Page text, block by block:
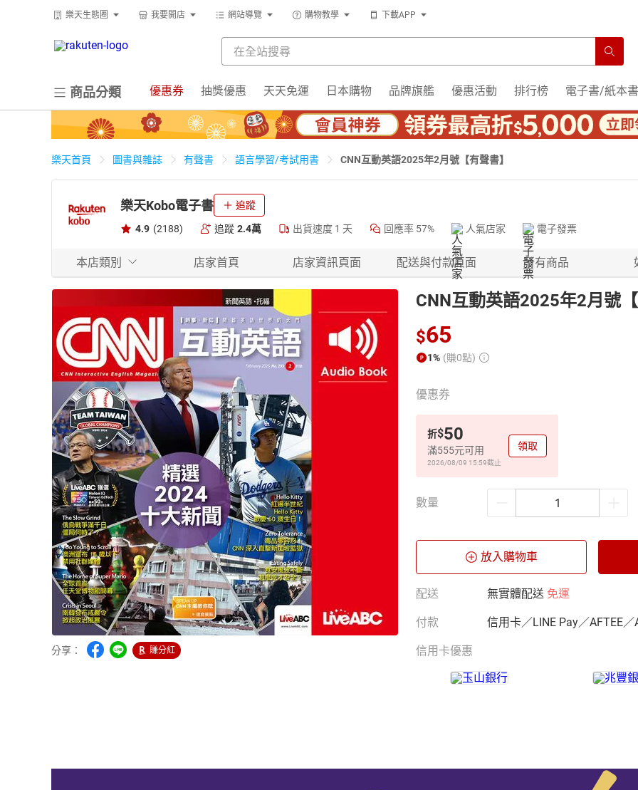
樂天生態圈 我要開店 網站導覽 購物教學 下載APP
商品分類 優惠券 抽獎優惠 天天免運 日本購物 品牌旗艦 優惠活動 排行榜 電子書/紙本書
樂天首頁 圖書與雜誌 有聲書 語言學習/考試用書 CNN互動英語2025年2月號【有聲書】
樂天Kobo電子書 追蹤
4.9 (2188) 追蹤 2.4萬 出貨速度 1 天 回應率 57% 人氣店家 電子發票
本店類別 店家首頁 店家資訊頁面 配送與付款頁面 所有商品
分享： 賺分紅
CNN互動英語2025年2月號
$65
1% (賺0點)
優惠券
折$50
滿555元可用
2026/08/09 15:59截止
領取
數量
放入購物車
配送 無實體配送 免運
付款 信用卡／LINE Pay／AFTEE／
信用卡優惠